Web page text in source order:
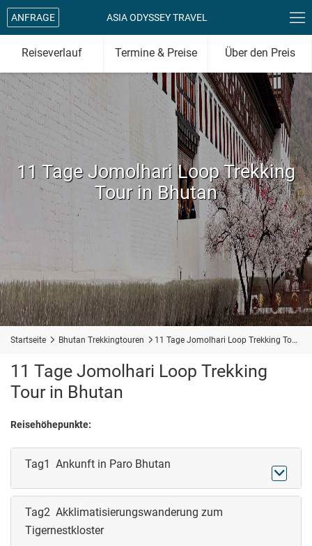

ANFRAGE ASIA ODYSSEY TRAVEL
Reiseverlauf Termine & Preise Über den Preis
11 Tage Jomolhari Loop Trekking
Tour in Bhutan
Startseite  Bhutan Trekkingtouren  11 Tage Jomolhari Loop Trekking Tour in Bhutan
11 Tage Jomolhari Loop Trekking
Tour in Bhutan
Reisehöhepunkte:
Tag1 Ankunft in Paro Bhutan

Tag2 Akklimatisierungswanderung zum
Tigernestkloster